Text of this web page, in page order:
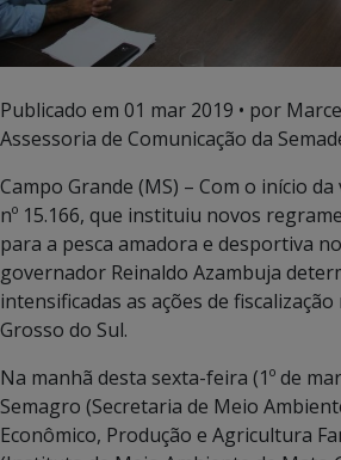
Publicado em 01 mar 2019 • por
Assessoria de Comunicação da
Campo Grande (MS) – Com o início
nº 15.166, que instituiu novos
para a pesca amadora e desportiva
governador Reinaldo Azambuja
intensificadas as ações de
Grosso do Sul.
Na manhã desta sexta-feira (1º de
Semagro (Secretaria de Meio
Econômico, Produção e Agricultura